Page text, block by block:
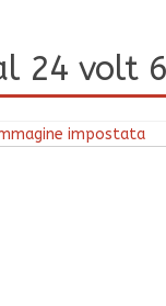
24 volt